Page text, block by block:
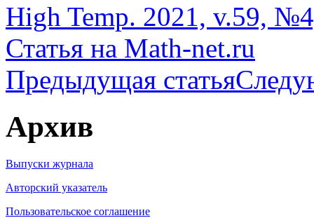
High Temp. 2021, v.59,
Статья на Math-net.ru
Предыдущая статья
Архив
Выпуски журнала
Авторский указатель
Пользовательское соглашение